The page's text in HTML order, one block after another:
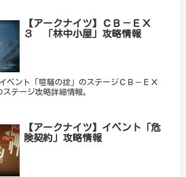
【アークナイツ】ＣＢ－ＥＸ
３ 「林中小屋」攻略情報
ベント「喧騒の掟」のステージＣＢ－ＥＸ
テージ攻略詳細情報。
【アークナイツ】イベント「危
険契約」攻略情報